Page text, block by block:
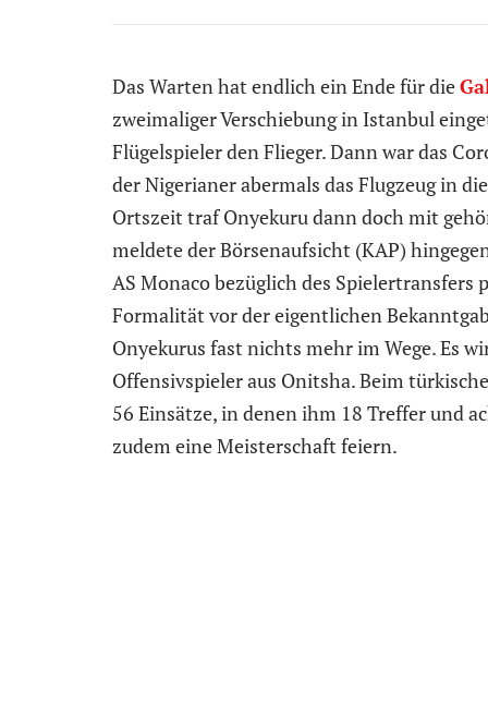
Das Warten hat endlich ein Ende für die
zweimaliger Verschiebung in Istanbul
Flügelspieler den Flieger. Dann war das
der Nigerianer abermals das Flugzeug in
Ortszeit traf Onyekuru dann doch mit
meldete der Börsenaufsicht (KAP)
AS Monaco bezüglich des
Formalität vor der eigentlichen
Onyekurus fast nichts mehr im Wege. Es
Offensivspieler aus Onitsha. Beim
56 Einsätze, in denen ihm 18 Treffer und
zudem eine Meisterschaft feiern.